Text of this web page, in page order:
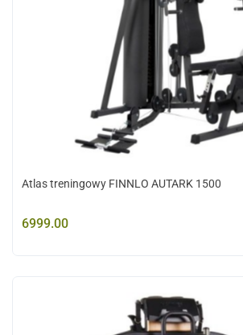
Atlas treningowy FINNLO AUTARK 1500
6999.00